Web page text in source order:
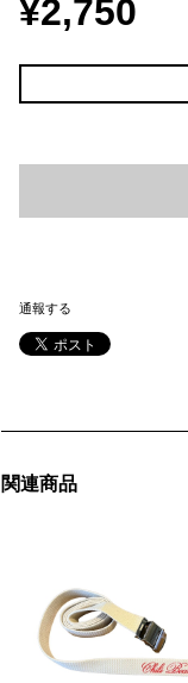
¥2,750
通報する
関連商品